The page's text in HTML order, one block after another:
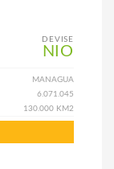
DEVISE
NIO
MANAGUA
6.071.045
130.000 KM2